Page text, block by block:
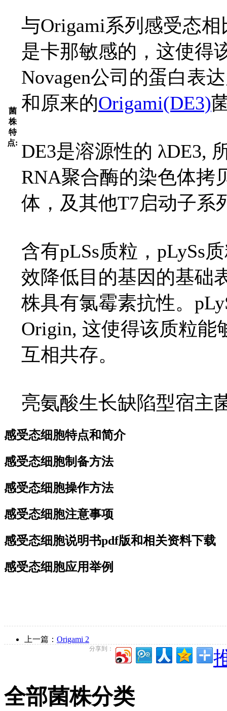
菌
株
特
点:
与Origami系列感受态
是卡那敏感的，这使得
Novagen公司的蛋白表
和原来的Origami(DE3)
DE3是溶源性的 λDE3,
RNA聚合酶的染色体拷
体，及其他T7启动子系
含有pLSs质粒，pLySs
效降低目的基因的基础
株具有氯霉素抗性。
Origin, 这使得该质粒能
互相共存。
亮氨酸生长缺陷型宿主
感受态细胞特点和简介
感受态细胞制备方法
感受态细胞操作方法
感受态细胞注意事项
感受态细胞说明书pdf版和相关资料下载
感受态细胞应用举例
上一篇： Origami 2
分享到：
全部菌株分类